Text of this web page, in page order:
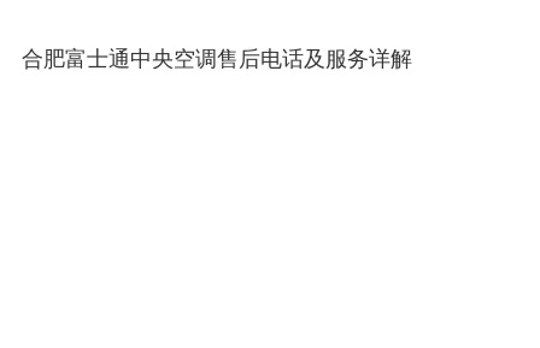
合肥富士通中央空调售后电话及服务详解